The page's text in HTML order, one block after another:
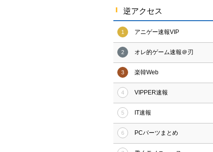
逆アクセス
1 アニゲー速報VIP
2 オレ的ゲーム速報＠刃
3 楽韓Web
4 VIPPER速報
5 IT速報
6 PCパーツまとめ